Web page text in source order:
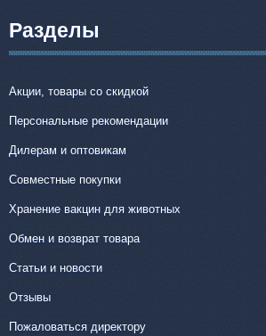
Разделы
Акции, товары со скидкой
Персональные рекомендации
Дилерам и оптовикам
Совместные покупки
Хранение вакцин для животных
Обмен и возврат товара
Статьи и новости
Отзывы
Пожаловаться директору